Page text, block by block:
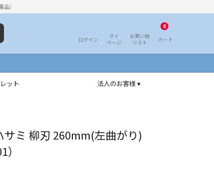
）
ログイン
マイ
ページ
お買い物
リスト
0
カート
ット 法人のお客様 ▾
サミ 柳刃 260mm(左曲がり)